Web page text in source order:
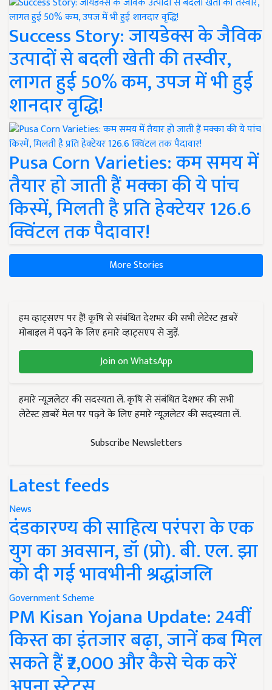
Success Story: जायडेक्स के जैविक
उत्पादों से बदली खेती की तस्वीर,
लागत हुई 50% कम, उपज में भी हुई
शानदार वृद्धि!
Pusa Corn Varieties: कम समय में
तैयार हो जाती हैं मक्का की ये पांच
किस्में, मिलती है प्रति हेक्टेयर 126.6
क्विंटल तक पैदावार!
More Stories
हम व्हाट्सएप पर हैं! कृषि से संबंधित देशभर की सभी लेटेस्ट ख़बरें
मोबाइल में पढ़ने के लिए हमारे व्हाट्सएप से जुड़ें.
Join on WhatsApp
हमारे न्यूज़लेटर की सदस्यता लें. कृषि से संबंधित देशभर की सभी
लेटेस्ट ख़बरें मेल पर पढ़ने के लिए हमारे न्यूज़लेटर की सदस्यता लें.
Subscribe Newsletters
Latest feeds
News
दंडकारण्य की साहित्य परंपरा के एक
युग का अवसान, डॉ (प्रो). बी. एल. झा
को दी गई भावभीनी श्रद्धांजलि
Government Scheme
PM Kisan Yojana Update: 24वीं
किस्त का इंतजार बढ़ा, जानें कब मिल
सकते हैं ₹2,000 और कैसे चेक करें